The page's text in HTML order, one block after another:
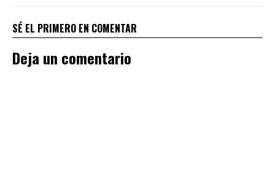
SÉ EL PRIMERO EN COMENTAR
Deja un comentario